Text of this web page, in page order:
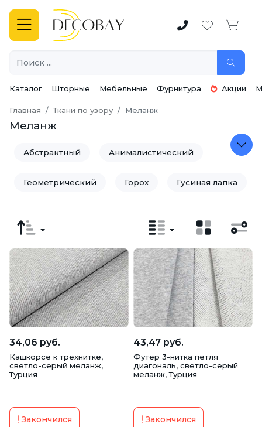
Каталог Шторные Мебельные Фурнитура Акции
Главная Ткани по узору Меланж
Меланж
Абстрактный Анималистический
Геометрический Горох Гусиная лапка
Клетка Короны Котики Круги
Листья Меланж Новогодний
Полосы Птицы Пятна Рисунок
Цветочный Принты к 14 февраля
34,06 руб.
Кашкорсе к трехнитке,
светло-серый меланж,
Турция
Закончился
43,47 руб.
Футер 3-нитка петля
диагональ, светло-серый
меланж, Турция
Закончился